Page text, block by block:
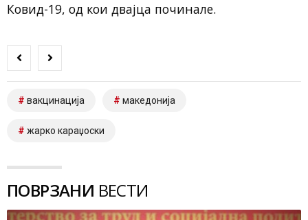
Ковид-19, од кои двајца починале.
вакцинација македонија
жарко караџоски
ПОВРЗАНИ ВЕСТИ